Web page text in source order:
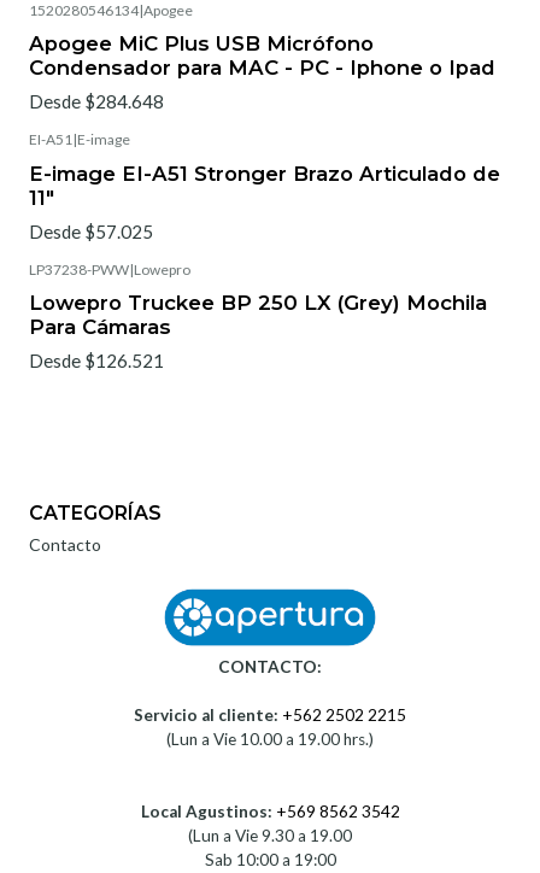
1520280546134|Apogee
Apogee MiC Plus USB Micrófono
Condensador para MAC - PC - Iphone o Ipad
Desde $284.648
EI-A51|E-image
E-image EI-A51 Stronger Brazo Articulado de
11"
Desde $57.025
LP37238-PWW|Lowepro
Lowepro Truckee BP 250 LX (Grey) Mochila
Para Cámaras
Desde $126.521
CATEGORÍAS
Contacto
CONTACTO:
Servicio al cliente: +562 2502 2215
(Lun a Vie 10.00 a 19.00 hrs.)
Local Agustinos: +569 8562 3542
(Lun a Vie 9.30 a 19.00
Sab 10:00 a 19:00